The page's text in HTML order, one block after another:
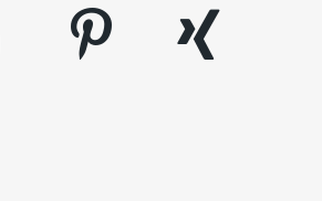
pinterest
xing